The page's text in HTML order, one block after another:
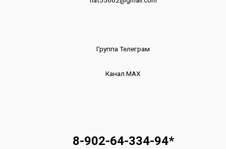
Группа Телеграм
Канал МАХ
8-902-64-334-94*